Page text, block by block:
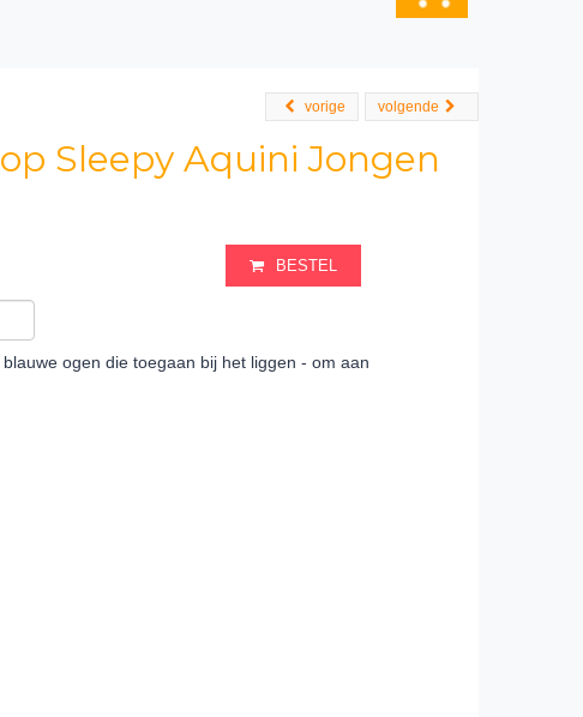
volgende
vorige
Sleepy Aquini Jongen
BESTEL
ogen die toegaan bij het liggen - om aan